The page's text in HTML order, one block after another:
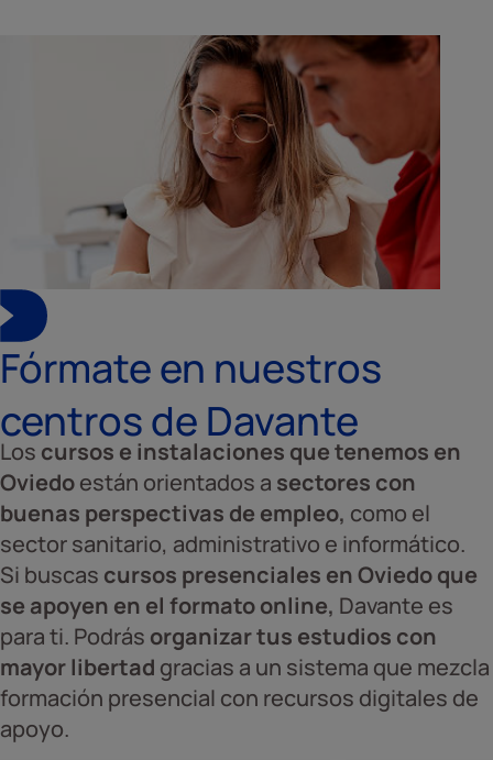
Fórmate en nuestros
centros de Davante
Los cursos e instalaciones que tenemos en
Oviedoestán orientados a sectores con
buenas perspectivas de empleo, como el
sector sanitario, administrativo e informático.
Si buscas cursos presenciales en Oviedo que
se apoyen en el formato online, Davante es
para ti. Podrás organizar tus estudios con
mayor libertad gracias a un sistema que mezcla
formación presencial con recursos digitales de
apoyo.